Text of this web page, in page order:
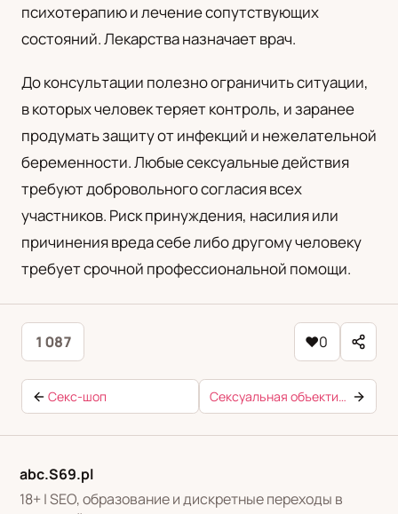
психотерапию и лечение сопутствующих
состояний. Лекарства назначает врач.
До консультации полезно ограничить ситуации,
в которых человек теряет контроль, и заранее
продумать защиту от инфекций и нежелательной
беременности. Любые сексуальные действия
требуют добровольного согласия всех
участников. Риск принуждения, насилия или
причинения вреда себе либо другому человеку
требует срочной профессиональной помощи.
1 087 ♥0
Секс-шоп Сексуальная объективация
abc.S69.pl
18+ | SEO, образование и дискретные переходы в